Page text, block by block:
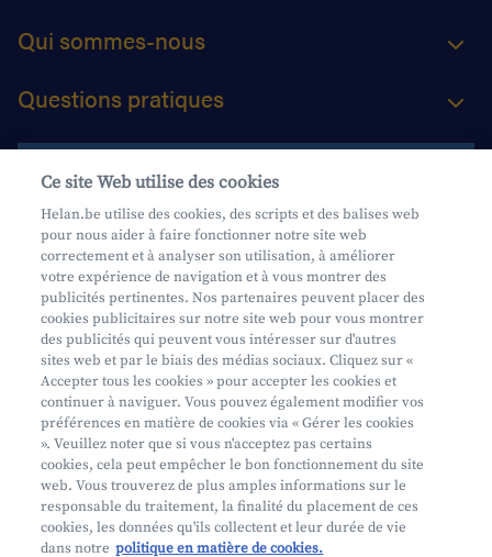
Qui sommes-nous
Questions pratiques
Contactez-nous
Aide et contact
Prendre rendez-vous
Où nous trouver
Mifid
Privacy
Juridische info
Ce site Web utilise des cookies
Helan.be utilise des cookies, des scripts et des balises web
pour nous aider à faire fonctionner notre site web
correctement et à analyser son utilisation, à améliorer
votre expérience de navigation et à vous montrer des
publicités pertinentes. Nos partenaires peuvent placer des
cookies publicitaires sur notre site web pour vous montrer
des publicités qui peuvent vous intéresser sur d'autres
sites web et par le biais des médias sociaux. Cliquez sur «
Accepter tous les cookies » pour accepter les cookies et
continuer à naviguer. Vous pouvez également modifier vos
préférences en matière de cookies via « Gérer les cookies
». Veuillez noter que si vous n'acceptez pas certains
cookies, cela peut empêcher le bon fonctionnement du site
web. Vous trouverez de plus amples informations sur le
responsable du traitement, la finalité du placement de ces
cookies, les données qu'ils collectent et leur durée de vie
dans notre politique en matière de cookies.